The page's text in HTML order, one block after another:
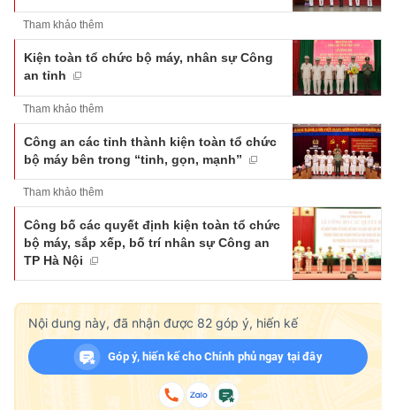
Tham khảo thêm
Kiện toàn tổ chức bộ máy, nhân sự Công
an tỉnh
Tham khảo thêm
Công an các tỉnh thành kiện toàn tổ chức
bộ máy bên trong “tinh, gọn, mạnh”
Tham khảo thêm
Công bố các quyết định kiện toàn tổ chức
bộ máy, sắp xếp, bố trí nhân sự Công an
TP Hà Nội
Nội dung này, đã nhận được 82 góp ý, hiến kế
Góp ý, hiến kế cho Chính phủ ngay tại đây